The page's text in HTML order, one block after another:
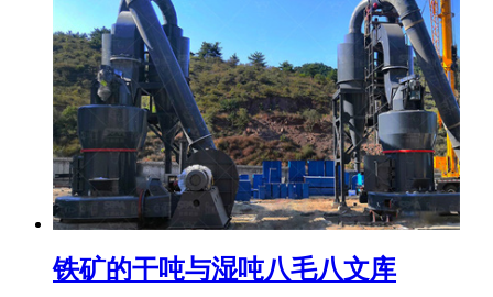
铁矿的干吨与湿吨八毛八文库